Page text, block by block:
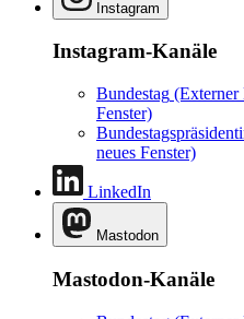
neues Fenster)
LinkedIn
Mastodon
Mastodon-Kanäle
Fenster)
Fenster)